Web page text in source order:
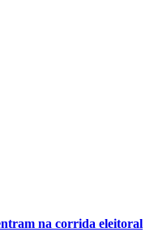
na corrida eleitoral